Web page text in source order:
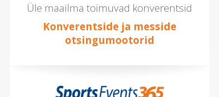
Üle maailma toimuvad konverentsid
Konverentside ja messide
otsingumootorid